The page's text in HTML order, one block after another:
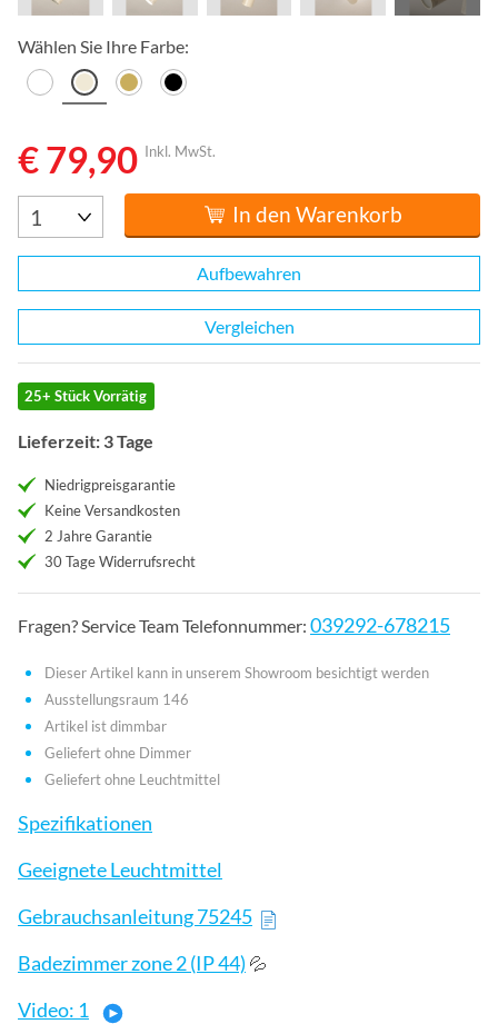
Wählen Sie Ihre Farbe:
€ 79,90 Inkl. MwSt.
In den Warenkorb
Aufbewahren
Vergleichen
25+ Stück Vorrätig
Lieferzeit: 3 Tage
Niedrigpreisgarantie
Keine Versandkosten
2 Jahre Garantie
30 Tage Widerrufsrecht
Fragen? Service Team Telefonnummer: 039292-678215
Dieser Artikel kann in unserem Showroom besichtigt werden
Ausstellungsraum 146
Artikel ist dimmbar
Geliefert ohne Dimmer
Geliefert ohne Leuchtmittel
Spezifikationen
Geeignete Leuchtmittel
Gebrauchsanleitung 75245
Badezimmer zone 2 (IP 44) 💦
Video: 1